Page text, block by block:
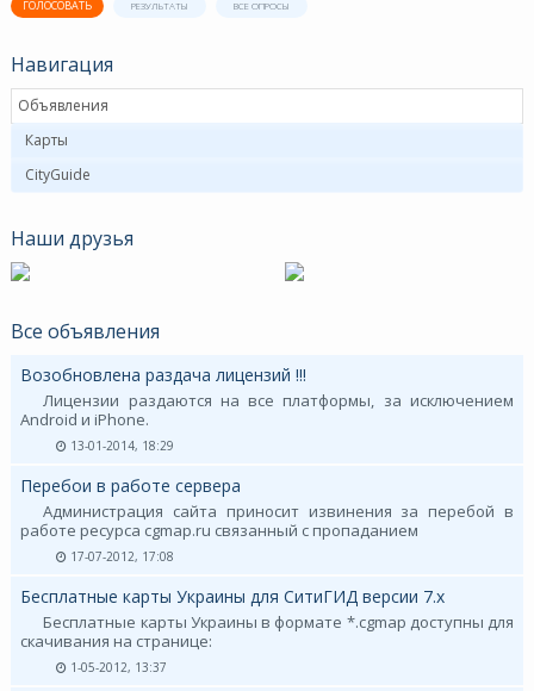
ГОЛОСОВАТЬ РЕЗУЛЬТАТЫ ВСЕ ОПРОСЫ
Навигация
Объявления
Карты
CityGuide
Наши друзья
Все объявления
Возобновлена раздача лицензий !!!
Лицензии раздаются на все платформы, за исключением
Android и iPhone.
13-01-2014, 18:29
Перебои в работе сервера
Администрация сайта приносит извинения за перебой в
работе ресурса cgmap.ru связанный с пропаданием
17-07-2012, 17:08
Бесплатные карты Украины для СитиГИД версии 7.х
Бесплатные карты Украины в формате *.cgmap доступны для
скачивания на странице:
1-05-2012, 13:37